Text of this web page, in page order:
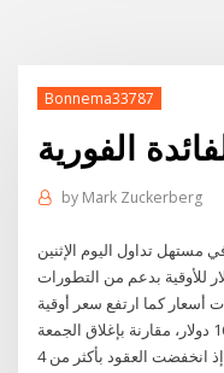
Bonnema33787
by Mark Zuckerberg
مستهل تداول اليوم الإثنين
قرب مستويات 1900 دولار للأوقية بدعم من التطورات
أسعار كما ارتفع سعر أوقية
الذهب في السوق الفورية فوق 1600 دولار، مقارنة بإغلاق الجمعة
الماضي، إذ انخفضت العقود بأكثر من 4%. Bank of Palestine was